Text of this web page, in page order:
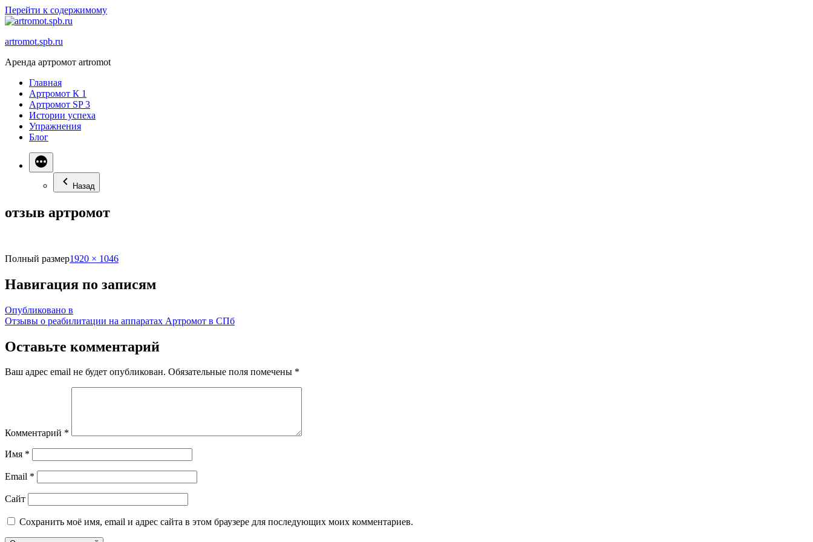
Перейти к содержимому
artromot.spb.ru
Аренда артромот artromot
Главная
Артромот К 1
Артромот SP 3
Истории успеха
Упражнения
Блог
Назад
отзыв артромот
Полный размер1920 × 1046
Навигация по записям
Опубликовано в
Отзывы о реабилитации на аппаратах Артромот в СПб
Оставьте комментарий
Ваш адрес email не будет опубликован. Обязательные поля помечены *
Комментарий *
Имя *
Email *
Сайт
Сохранить моё имя, email и адрес сайта в этом браузере для последующих моих комментариев.